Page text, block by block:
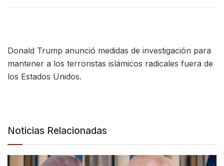
Donald Trump anunció medidas de investigación para
mantener a los terroristas islámicos radicales fuera de
los Estados Unidos.
Noticias Relacionadas